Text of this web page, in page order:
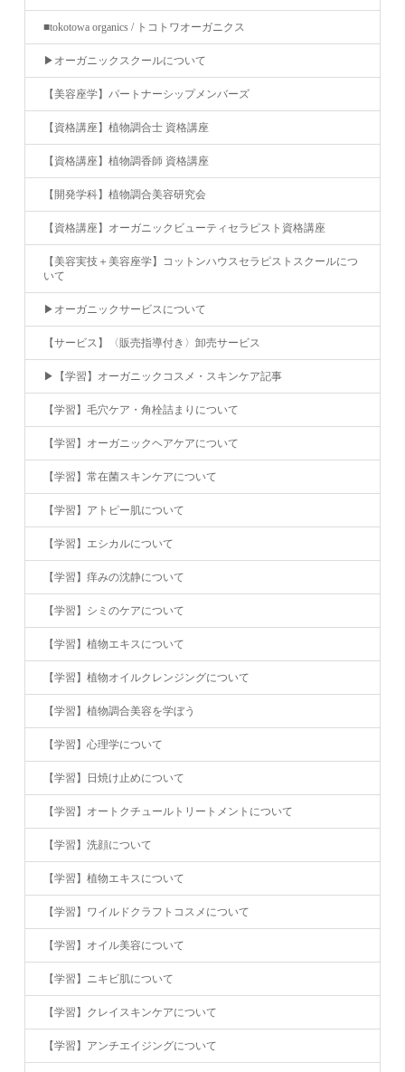
■tokotowa organics / トコトワオーガニクス
▶︎オーガニックスクールについて
【美容座学】パートナーシップメンバーズ
【資格講座】植物調合士 資格講座
【資格講座】植物調香師 資格講座
【開発学科】植物調合美容研究会
【資格講座】オーガニックビューティセラピスト資格講座
【美容実技＋美容座学】コットンハウスセラピストスクールにつ
いて
▶︎オーガニックサービスについて
【サービス】〈販売指導付き〉卸売サービス
▶︎【学習】オーガニックコスメ・スキンケア記事
【学習】毛穴ケア・角栓詰まりについて
【学習】オーガニックヘアケアについて
【学習】常在菌スキンケアについて
【学習】アトピー肌について
【学習】エシカルについて
【学習】痒みの沈静について
【学習】シミのケアについて
【学習】植物エキスについて
【学習】植物オイルクレンジングについて
【学習】植物調合美容を学ぼう
【学習】心理学について
【学習】日焼け止めについて
【学習】オートクチュールトリートメントについて
【学習】洗顔について
【学習】植物エキスについて
【学習】ワイルドクラフトコスメについて
【学習】オイル美容について
【学習】ニキビ肌について
【学習】クレイスキンケアについて
【学習】アンチエイジングについて